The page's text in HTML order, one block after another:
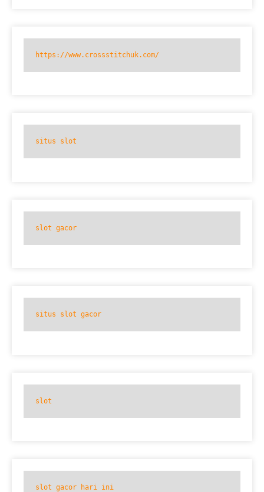
https://www.crossstitchuk.com/
situs slot
slot gacor
situs slot gacor
slot
slot gacor hari ini